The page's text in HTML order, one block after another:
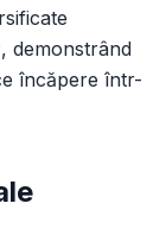
, demonstrând
încăpere într-